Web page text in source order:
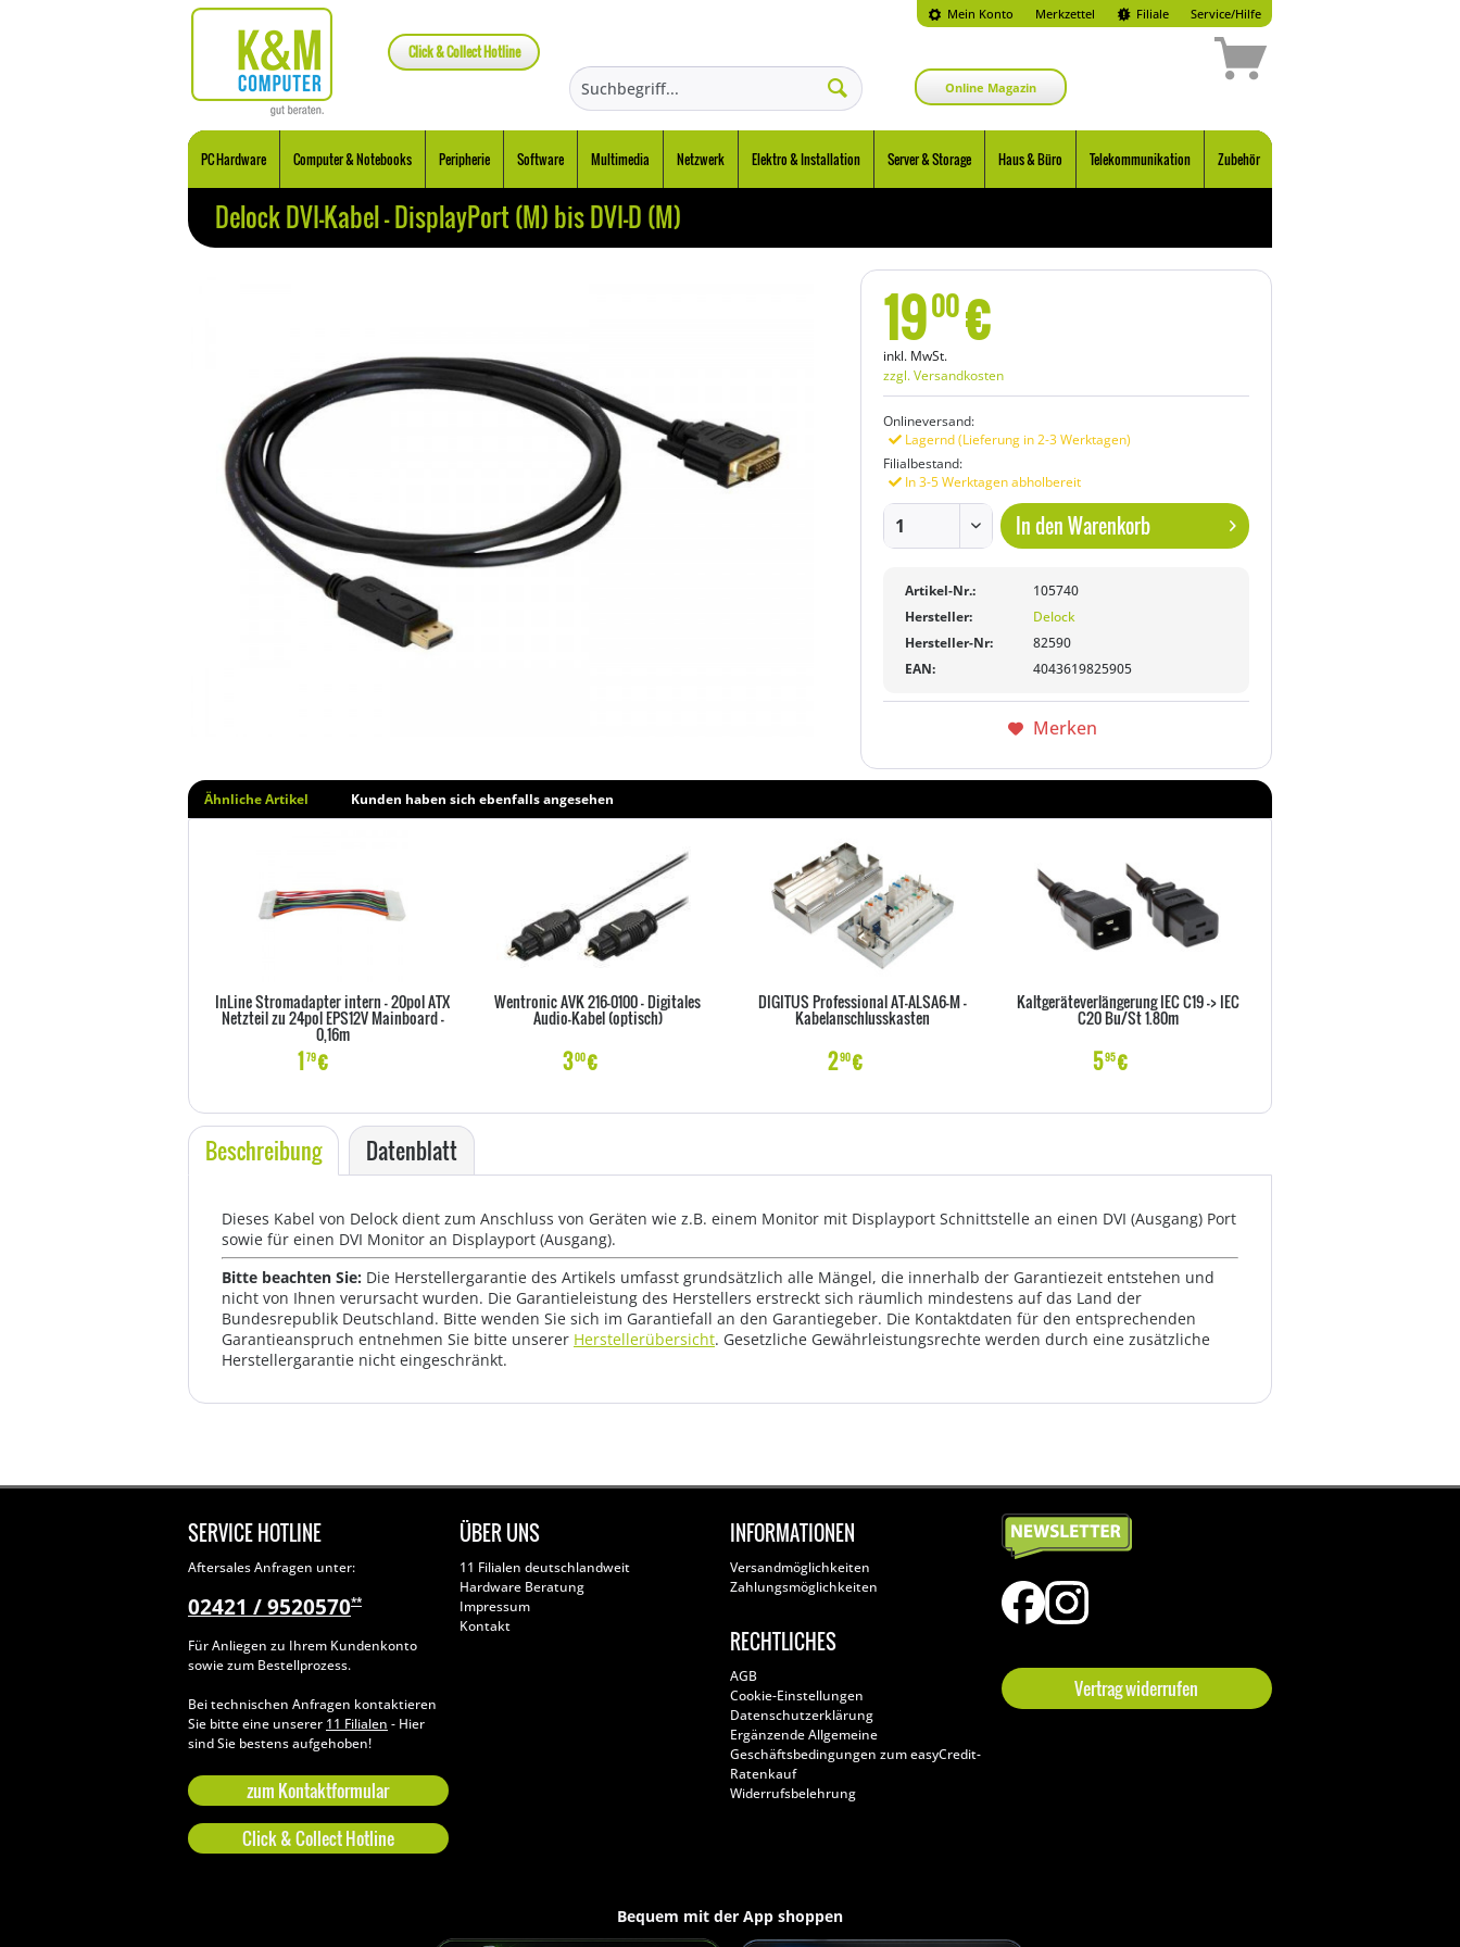
Mein Konto Merkzettel
Click & Collect Hotline
Filiale Service/Hilfe
Online Magazin
PC Hardware Computer & Notebooks Peripherie Software Multimedia Netzwerk Elektro & Installation Server & Storage Haus & Büro Telekommunikation Zubehör
Delock DVI-Kabel - DisplayPort (M) bis DVI-D (M)
1900€
inkl. MwSt.
zzgl. Versandkosten
Onlineversand:
Lagernd (Lieferung in 2-3 Werktagen)
Filialbestand:
In 3-5 Werktagen abholbereit
In denWarenkorb
Artikel-Nr.:
105740
Hersteller:
Delock
Hersteller-Nr:
82590
EAN:
4043619825905
Merken
Ähnliche Artikel Kunden haben sich ebenfalls angesehen
InLine Stromadapter intern - 20pol ATX
Netzteil zu 24pol EPS12V Mainboard -
0,16m
1 79€
Wentronic AVK 216-0100 - Digitales
Audio-Kabel (optisch)
300€
DIGITUS Professional AT-ALSA6-M -
Kabelanschlusskasten
290€
Kaltgeräteverlängerung IEC C19 -> IEC
C20 Bu/St 1.80m
595€
Beschreibung Datenblatt
Dieses Kabel von Delock dient zum Anschluss von Geräten wie z.B. einem Monitor mit Displayport Schnittstelle an einen DVI (Ausgang) Port
sowie für einen DVI Monitor an Displayport (Ausgang).
Bitte beachten Sie: Die Herstellergarantie des Artikels umfasst grundsätzlich alle Mängel, die innerhalb der Garantiezeit entstehen und
nicht von Ihnen verursacht wurden. Die Garantieleistung des Herstellers erstreckt sich räumlich mindestens auf das Land der
Bundesrepublik Deutschland. Bitte wenden Sie sich im Garantiefall an den Garantiegeber. Die Kontaktdaten für den entsprechenden
Garantieanspruch entnehmen Sie bitte unserer Herstellerübersicht. Gesetzliche Gewährleistungsrechte werden durch eine zusätzliche
Herstellergarantie nicht eingeschränkt.
SERVICE HOTLINE
Aftersales Anfragen unter:
02421 / 9520570**
Für Anliegen zu Ihrem Kundenkonto
sowie zum Bestellprozess.
Bei technischen Anfragen kontaktieren
Sie bitte eine unserer 11 Filialen - Hier
sind Sie bestens aufgehoben!
zum Kontaktformular
Click & Collect Hotline
ÜBER UNS
11 Filialen deutschlandweit
Hardware Beratung
Impressum
Kontakt
INFORMATIONEN
Versandmöglichkeiten
Zahlungsmöglichkeiten
RECHTLICHES
AGB
Cookie-Einstellungen
Datenschutzerklärung
Ergänzende Allgemeine
Geschäftsbedingungen zum easyCredit-
Ratenkauf
Widerrufsbelehrung
Vertrag widerrufen
Bequem mit der App shoppen